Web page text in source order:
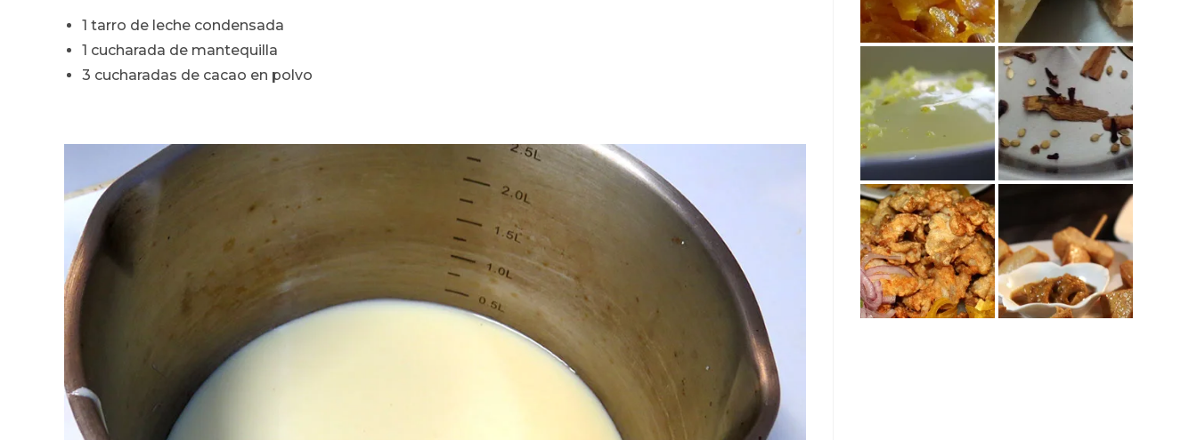
1 tarro de leche condensada
1 cucharada de mantequilla
3 cucharadas de cacao en polvo